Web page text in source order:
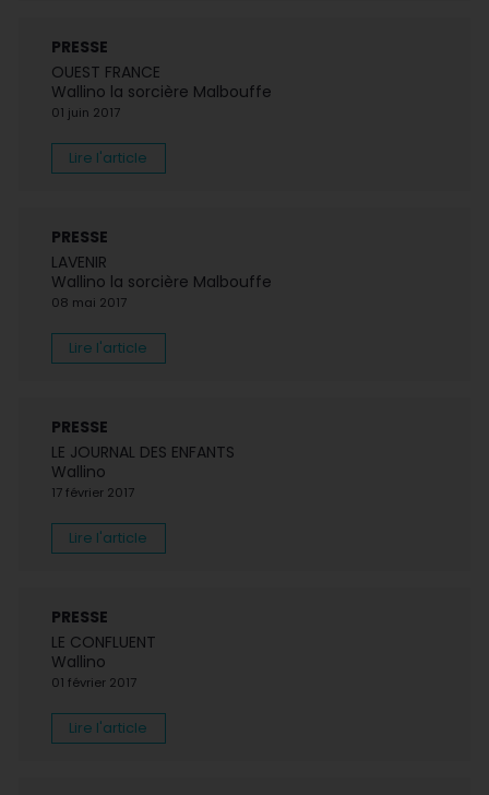
PRESSE
OUEST FRANCE
Wallino la sorcière Malbouffe
01 juin 2017
Lire l'article
PRESSE
LAVENIR
Wallino la sorcière Malbouffe
08 mai 2017
Lire l'article
PRESSE
LE JOURNAL DES ENFANTS
Wallino
17 février 2017
Lire l'article
PRESSE
LE CONFLUENT
Wallino
01 février 2017
Lire l'article